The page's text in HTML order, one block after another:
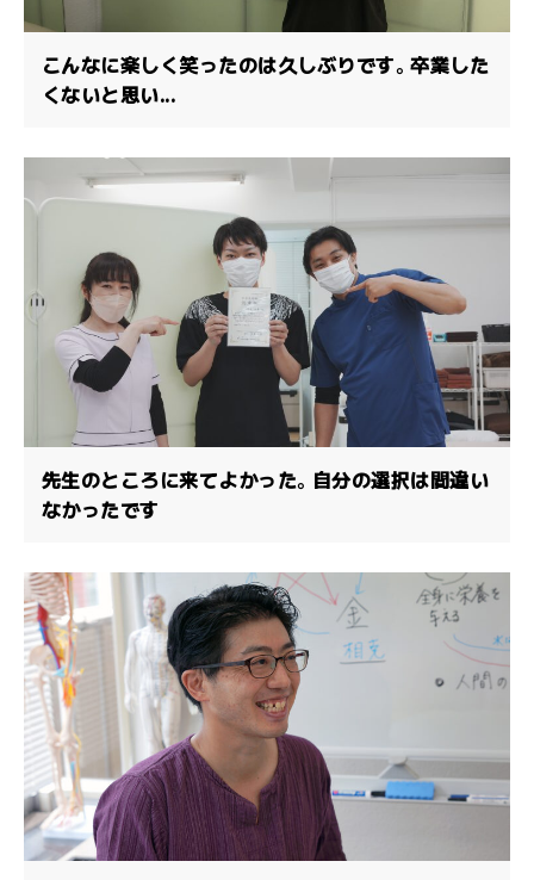
こんなに楽しく笑ったのは久しぶりです。卒業した
くないと思い...
先生のところに来てよかった。自分の選択は間違い
なかったです